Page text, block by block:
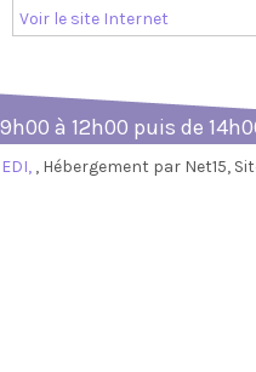
Voir le site Internet
à 12h00 puis de
, Hébergement par Net15,